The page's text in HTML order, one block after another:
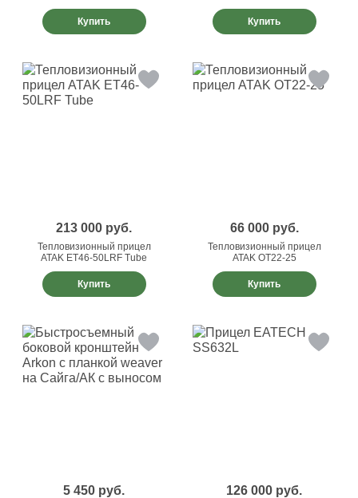
Купить Купить
213 000 руб.
Тепловизионный прицел
ATAK ET46-50LRF Tube
Купить
66 000 руб.
Тепловизионный прицел
ATAK OT22-25
Купить
5 450 руб. 126 000 руб.